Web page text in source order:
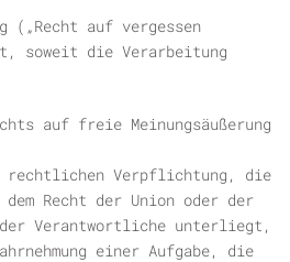
(„Recht auf vergessen
soweit die Verarbeitung
auf freie Meinungsäußerung
Verpflichtung, die
Recht der Union oder der
Verantwortliche unterliegt,
einer Aufgabe, die